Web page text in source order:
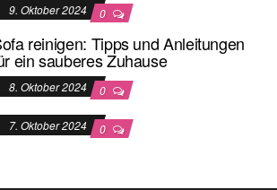
9. Oktober 2024 0
reinigen: Tipps und Anleitungen
ein sauberes Zuhause
8. Oktober 2024 0
7. Oktober 2024 0